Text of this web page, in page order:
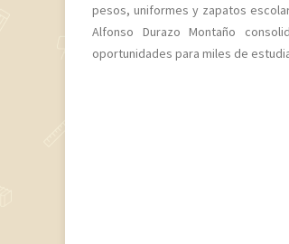
pesos, uniformes y zapatos
Alfonso Durazo Montaño
oportunidades para miles de